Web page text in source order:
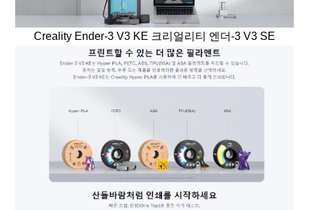
Creality Ender-3 V3 KE 크리얼리티 엔더-3 V3 SE